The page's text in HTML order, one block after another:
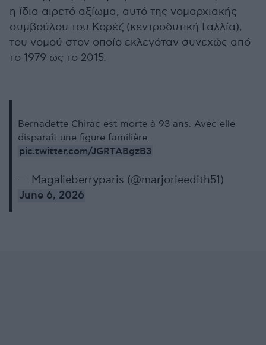
η ίδια αιρετό αξίωμα, αυτό της νομαρχιακής
συμβούλου του Κορέζ (κεντροδυτική Γαλλία),
του νομού στον οποίο εκλεγόταν συνεχώς από
το 1979 ως το 2015.
Bernadette Chirac est morte à 93 ans. Avec elle
disparaît une figure familière.
pic.twitter.com/JGRTABgzB3
— Magalieberryparis (@marjorieedith51)
June 6, 2026